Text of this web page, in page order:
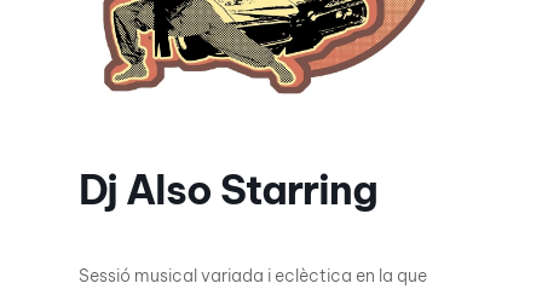
Dj Also Starring
Sessió musical variada i eclèctica en la que